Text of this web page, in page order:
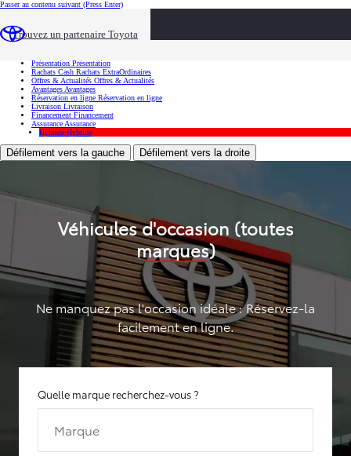
Passer au contenu suivant (Press Enter)
Trouvez un partenaire Toyota
Présentation Présentation
Rachats Cash Rachats ExtraOrdinaires
Offres & Actualités Offres & Actualités
Avantages Avantages
Réservation en ligne Réservation en ligne
Livraison Livraison
Financement Financement
Assurance Assurance
Hybride Hybride
Défilement vers la gauche Défilement vers la droite
Véhicules d'occasion (toutes
marques)
Ne manquez pas l'occasion idéale : Réservez-la
facilement en ligne.
Quelle marque recherchez-vous ?
Marque